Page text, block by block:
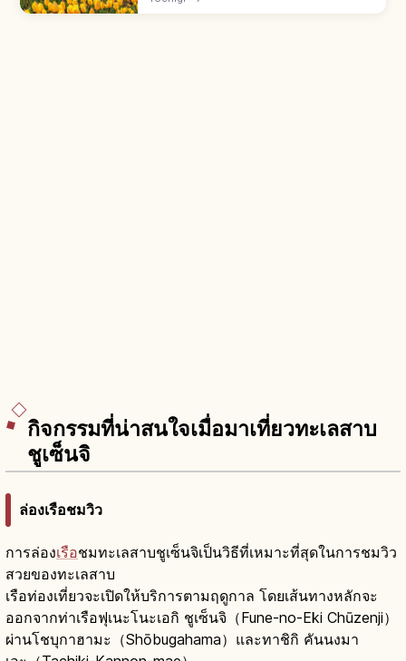
สอร์ตเที่ยวได้ตลอด 4 ฤดู ทั้งออนเซ็น ฟาร์ม ศิลปะ
กิจกรรมที่น่าสนใจเมื่อมาเที่ยวทะเลสาบ
ชูเซ็นจิ
ล่องเรือชมวิว
การล่องเรือชมทะเลสาบชูเซ็นจิเป็นวิธีที่เหมาะที่สุดในการชมวิว
สวยของทะเลสาบ
เรือท่องเที่ยวจะเปิดให้บริการตามฤดูกาล โดยเส้นทางหลักจะ
ออกจากท่าเรือฟุเนะโนะเอกิ ชูเซ็นจิ（Fune-no-Eki Chūzenji）
ผ่านโชบุกาฮามะ（Shōbugahama）และทาชิกิ คันนงมา